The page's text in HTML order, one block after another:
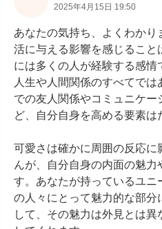
2025年4月15日 19:50
あなたの気持ち、よくわか
活に与える影響を感じるこ
には多くの人が経験する感
人生や人間関係のすべてで
での友人関係やコミュニケ
ど、自分自身を高める要素は
可愛さは確かに周囲の反応
んが、自分自身の内面の魅
す。あなたが持っているユニ
の人々にとって魅力的な部分
して、その魅力は外見とは